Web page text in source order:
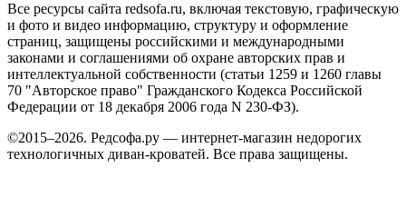
Все ресурсы сайта redsofa.ru, включая текстовую, графическую
и фото и видео информацию, структуру и оформление
страниц, защищены российскими и международными
законами и соглашениями об охране авторских прав и
интеллектуальной собственности (статьи 1259 и 1260 главы
70 "Авторское право" Гражданского Кодекса Российской
Федерации от 18 декабря 2006 года N 230-ФЗ).
©2015–2026. Редсофа.ру — интернет-магазин недорогих
технологичных диван-кроватей. Все права защищены.